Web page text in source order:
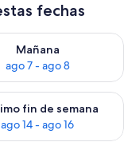
fechas
ago 6 - ago 7
Mañana
ago 7 - ago 8
la disponibilidad
semana, ago 7 -
fin de semana
ago 14 - ago 16
la disponibilidad